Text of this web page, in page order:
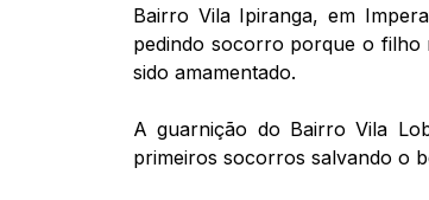
Bairro Vila Ipiranga, em
pedindo socorro porque o filho
sido amamentado.
A guarnição do Bairro Vila
primeiros socorros salvando o